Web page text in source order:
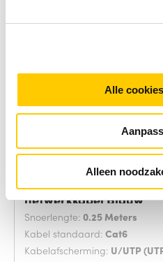
Alle
Alleen
Digitus DK-1617-0025/B
netwerkkabel Blauw
Snoerlengte: 0.25 Meters
Kabel standaard: Cat6
Kabelafscherming: U/UTP